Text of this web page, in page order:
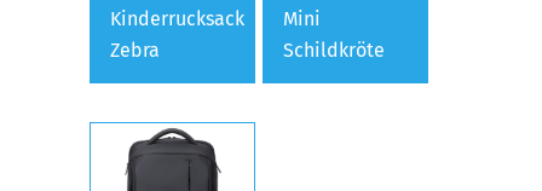
Kinderrucksack
Zebra
Mini
Schildkröte